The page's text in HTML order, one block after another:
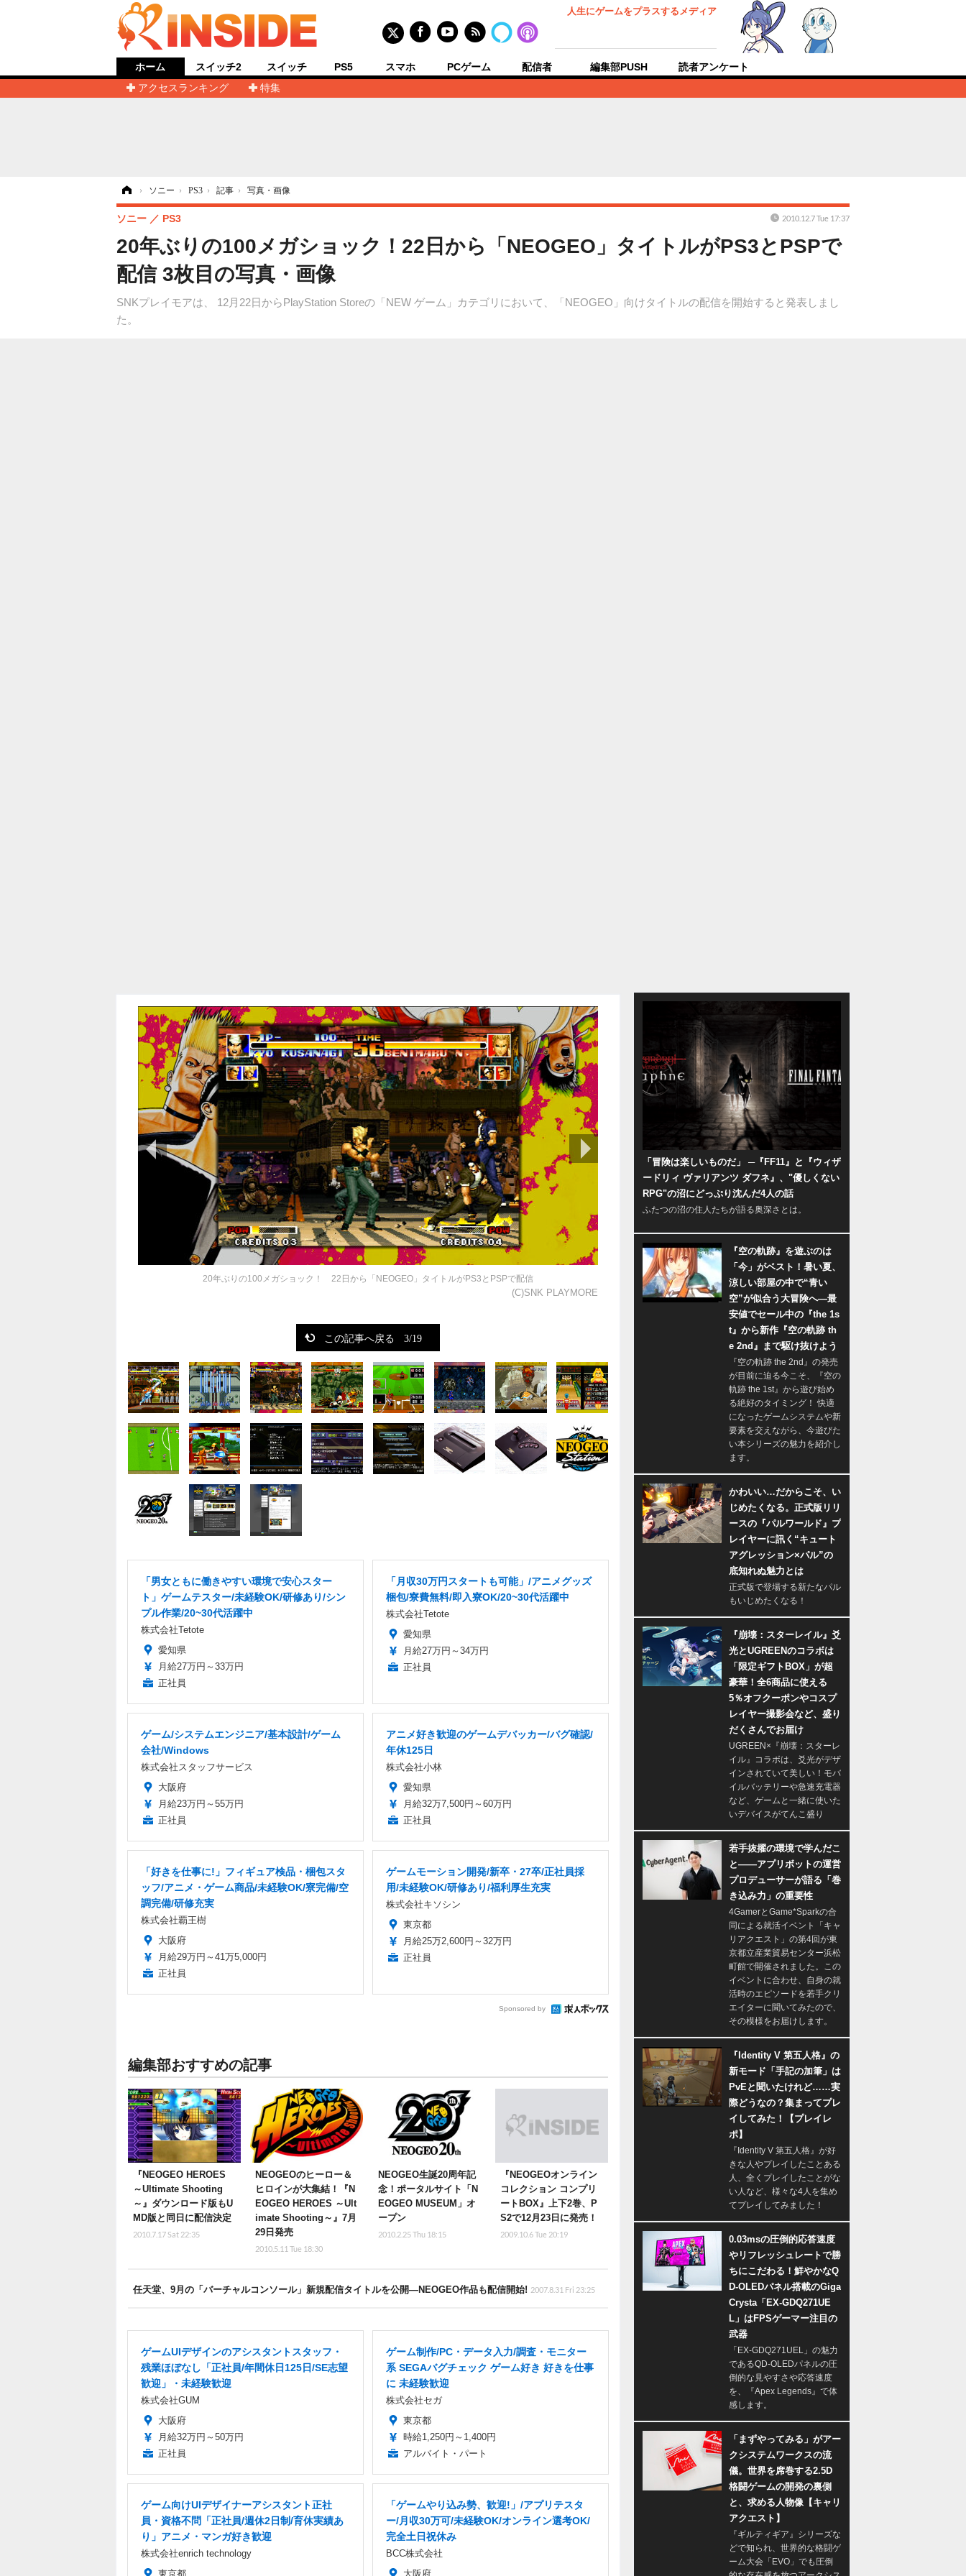
人生にゲームをプラスするメディア
ホーム
アクセスランキング
特集
スイッチ2 スイッチ PS5 スマホ PCゲーム 配信者 編集部PUSH 読者アンケート
› ソニー › PS3 › 記事 › 写真・画像
20年ぶりの100メガショック！22日から「NEOGEO」タイトルがPS3とPSPで
配信 3枚目の写真・画像
SNKプレイモアは、 12月22日からPlayStation Storeの「NEW ゲーム」カテゴリにおいて、「NEOGEO」向けタイトルの配信を開始すると発表しまし
た。
ソニー PS3 2010.12.7 Tue 17:37
(C)SNK PLAYMORE
20年ぶりの100メガショック！ 22日から「NEOGEO」タイトルがPS3とPSPで配信
次の画像
この記事へ戻る 3/19
「男女ともに働きやすい環境で安心スター
ト」ゲームテスター/未経験OK/研修あり/シン
プル作業/20~30代活躍中
株式会社Tetote
愛知県
月給27万円～33万円
正社員
「月収30万円スタートも可能」/アニメグッズ
梱包/寮費無料/即入寮OK/20~30代活躍中
株式会社Tetote
愛知県
月給27万円～34万円
正社員
ゲーム/システムエンジニア/基本設計/ゲーム
会社/Windows
株式会社スタッフサービス
大阪府
月給23万円～55万円
正社員
アニメ好き歓迎のゲームデバッカー/バグ確認/
年休125日
株式会社小林
愛知県
月給32万7,500円～60万円
正社員
「好きを仕事に!」フィギュア検品・梱包スタ
ッフ/アニメ・ゲーム商品/未経験OK/寮完備/空
調完備/研修充実
株式会社覇王樹
大阪府
月給29万円～41万5,000円
正社員
ゲームモーション開発/新卒・27卒/正社員採
用/未経験OK/研修あり/福利厚生充実
株式会社キソシン
東京都
月給25万2,600円～32万円
正社員
Sponsored by
編集部おすすめの記事
『NEOGEO HEROES
～Ultimate Shooting
～』ダウンロード版もU
MD版と同日に配信決定
2010.7.17 Sat 22:35
NEOGEOのヒーロー＆
ヒロインが大集結！『N
EOGEO HEROES ～Ult
imate Shooting～』7月
29日発売
2010.5.11 Tue 18:30
NEOGEO生誕20周年記
念！ポータルサイト「N
EOGEO MUSEUM」オ
ープン
2010.2.25 Thu 18:15
『NEOGEOオンライン
コレクション コンプリ
ートBOX』上下2巻、P
S2で12月23日に発売！
2009.10.6 Tue 20:19
任天堂、9月の「バーチャルコンソール」新規配信タイトルを公開―NEOGEO作品も配信開始! 2007.8.31 Fri 23:25
ゲームUIデザインのアシスタントスタッフ・
残業ほぼなし「正社員/年間休日125日/SE志望
歓迎」・未経験歓迎
株式会社GUM
大阪府
月給32万円～50万円
正社員
ゲーム制作/PC・データ入力/調査・モニター
系 SEGAバグチェック ゲーム好き 好きを仕事
に 未経験歓迎
株式会社セガ
東京都
時給1,250円～1,400円
アルバイト・パート
ゲーム向けUIデザイナーアシスタント正社
員・資格不問「正社員/週休2日制/育休実績あ
り」アニメ・マンガ好き歓迎
株式会社enrich technology
東京都
「ゲームやり込み勢、歓迎!」/アプリテスタ
ー/月収30万可/未経験OK/オンライン選考OK/
完全土日祝休み
BCC株式会社
大阪府
「冒険は楽しいものだ」 ─『FF11』と『ウィザ
ードリィ ヴァリアンツ ダフネ』、"優しくない
RPG"の沼にどっぷり沈んだ4人の話
ふたつの沼の住人たちが語る奥深さとは。
『空の軌跡』を遊ぶのは
「今」がベスト！暑い夏、
涼しい部屋の中で“青い
空”が似合う大冒険へ―最
安値でセール中の『the 1s
t』から新作『空の軌跡 th
e 2nd』まで駆け抜けよう
『空の軌跡 the 2nd』の発売
が目前に迫る今こそ、『空の
軌跡 the 1st』から遊び始め
る絶好のタイミング！ 快適
になったゲームシステムや新
要素を交えながら、今遊びた
い本シリーズの魅力を紹介し
ます。
かわいい…だからこそ、い
じめたくなる。正式版リリ
ースの『パルワールド』プ
レイヤーに訊く“キュート
アグレッション×パル”の
底知れぬ魅力とは
正式版で登場する新たなパル
もいじめたくなる！
『崩壊：スターレイル』爻
光とUGREENのコラボは
「限定ギフトBOX」が超
豪華！全6商品に使える
5％オフクーポンやコスプ
レイヤー撮影会など、盛り
だくさんでお届け
UGREEN×『崩壊：スターレ
イル』コラボは、爻光がデザ
インされていて美しい！モバ
イルバッテリーや急速充電器
など、ゲームと一緒に使いた
いデバイスがてんこ盛り
若手抜擢の環境で学んだこ
と――アプリボットの運営
プロデューサーが語る「巻
き込み力」の重要性
4GamerとGame*Sparkの合
同による就活イベント「キャ
リアクエスト」の第4回が東
京都立産業貿易センター浜松
町館で開催されました。この
イベントに合わせ、自身の就
活時のエピソードを若手クリ
エイターに聞いてみたので、
その模様をお届けします。
『Identity V 第五人格』の
新モード「手記の加筆」は
PvEと聞いたけれど……実
際どうなの？集まってプレ
イしてみた！【プレイレ
ポ】
『Identity V 第五人格』が好
きな人やプレイしたことある
人、全くプレイしたことがな
い人など、様々な4人を集め
てプレイしてみました！
0.03msの圧倒的応答速度
やリフレッシュレートで勝
ちにこだわる！鮮やかなQ
D-OLEDパネル搭載のGiga
Crysta「EX-GDQ271UE
L」はFPSゲーマー注目の
武器
「EX-GDQ271UEL」の魅力
であるQD-OLEDパネルの圧
倒的な見やすさや応答速度
を、『Apex Legends』で体
感します。
「まずやってみる」がアー
クシステムワークスの流
儀。世界を席巻する2.5D
格闘ゲームの開発の裏側
と、求める人物像【キャリ
アクエスト】
『ギルティギア』シリーズな
どで知られ、世界的な格闘ゲ
ーム大会「EVO」でも圧倒